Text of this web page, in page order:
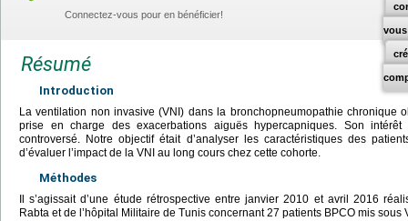
vous
Connectez-vous pour en bénéficier!
Résumé
Introduction
La ventilation non invasive (VNI) dans la bronchopneumopathie chronique
prise en charge des exacerbations aiguës hypercapniques. Son
controversé. Notre objectif était d’analyser les caractéristiques des
d’évaluer l’impact de la VNI au long cours chez cette cohorte.
Méthodes
Il s’agissait d’une étude rétrospective entre janvier 2010 et avril 2016
Rabta et de l’hôpital Militaire de Tunis concernant 27 patients BPCO mis sous